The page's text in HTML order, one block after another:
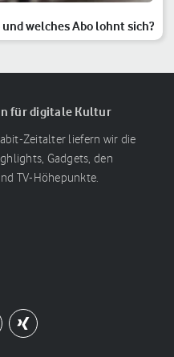
welches Abo lohnt sich?
für digitale Kultur
Zeitalter liefern wir die
Gadgets, den
TV-Höhepunkte.